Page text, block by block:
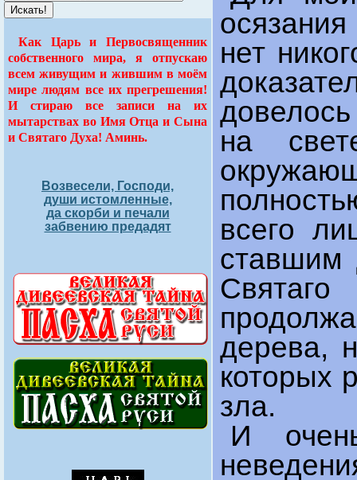
Искать!
Как Царь и Первосвященник
собственного мира, я отпускаю
всем живущим и жившим в моём
мире людям все их прегрешения!
И стираю все записи на их
мытарствах во Имя Отца и Сына
и Святаго Духа! Аминь.
Возвесели, Господи,
души истомленные,
да скорби и печали
забвению предадят
нет
на
всего
ставшим
дерева,
которых
зла.
И